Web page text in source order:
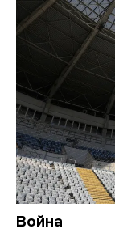
Война